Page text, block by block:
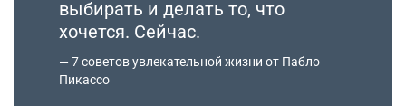
выбирать и делать то, что
хочется. Сейчас.
7 советов увлекательной жизни от Пабло
Пикассо